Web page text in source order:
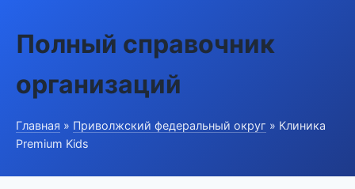
Полный справочник
организаций
Главная » Приволжский федеральный округ » Клиника
Premium Kids